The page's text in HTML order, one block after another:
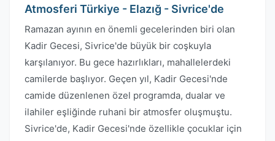
Atmosferi Türkiye - Elazığ - Sivrice'de
Ramazan ayının en önemli gecelerinden biri olan
Kadir Gecesi, Sivrice'de büyük bir coşkuyla
karşılanıyor. Bu gece hazırlıkları, mahallelerdeki
camilerde başlıyor. Geçen yıl, Kadir Gecesi'nde
camide düzenlenen özel programda, dualar ve
ilahiler eşliğinde ruhani bir atmosfer oluşmuştu.
Sivrice'de, Kadir Gecesi'nde özellikle çocuklar için